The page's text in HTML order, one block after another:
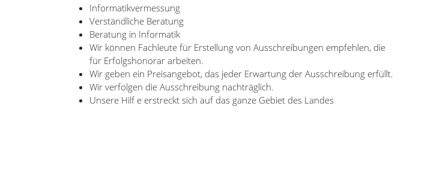
Informatikvermessung
Verständliche Beratung
Beratung in Informatik
Wir können Fachleute für Erstellung von Ausschreibungen empfehlen, die
für Erfolgshonorar arbeiten.
Wir geben ein Preisangebot, das jeder Erwartung der Ausschreibung erfüllt.
Wir verfolgen die Ausschreibung nachträglich.
Unsere Hilf e erstreckt sich auf das ganze Gebiet des Landes